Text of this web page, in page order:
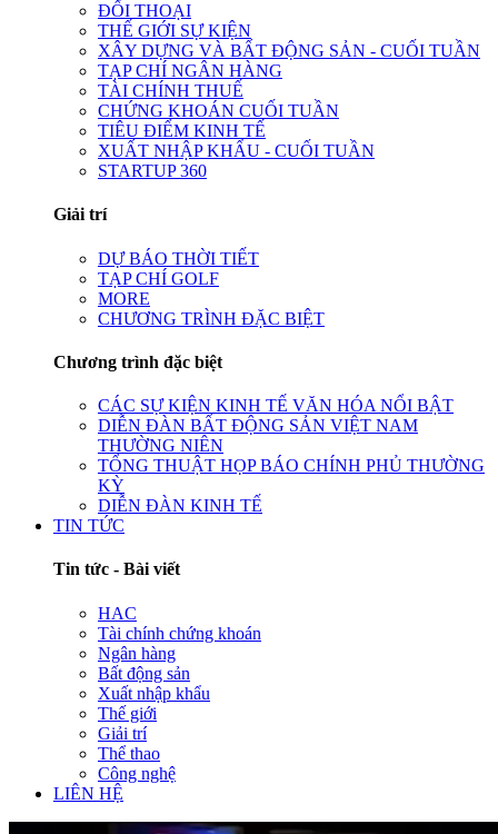
ĐỐI THOẠI
THẾ GIỚI SỰ KIỆN
XÂY DỰNG VÀ BẤT ĐỘNG SẢN - CUỐI TUẦN
TẠP CHÍ NGÂN HÀNG
TÀI CHÍNH THUẾ
CHỨNG KHOÁN CUỐI TUẦN
TIÊU ĐIỂM KINH TẾ
XUẤT NHẬP KHẨU - CUỐI TUẦN
STARTUP 360
Giải trí
DỰ BÁO THỜI TIẾT
TẠP CHÍ GOLF
MORE
CHƯƠNG TRÌNH ĐẶC BIỆT
Chương trình đặc biệt
CÁC SỰ KIỆN KINH TẾ VĂN HÓA NỔI BẬT
DIỄN ĐÀN BẤT ĐỘNG SẢN VIỆT NAM
THƯỜNG NIÊN
TỔNG THUẬT HỌP BÁO CHÍNH PHỦ THƯỜNG
KỲ
DIỄN ĐÀN KINH TẾ
TIN TỨC
Tin tức - Bài viết
HAC
Tài chính chứng khoán
Ngân hàng
Bất động sản
Xuất nhập khẩu
Thế giới
Giải trí
Thể thao
Công nghệ
LIÊN HỆ